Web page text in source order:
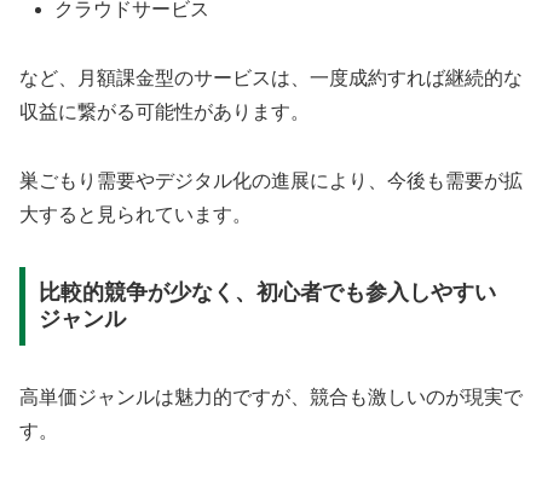
クラウドサービス
など、月額課金型のサービスは、一度成約すれば継続的な
収益に繋がる可能性があります。
巣ごもり需要やデジタル化の進展により、今後も需要が拡
大すると見られています。
比較的競争が少なく、初心者でも参入しやすい
ジャンル
高単価ジャンルは魅力的ですが、競合も激しいのが現実で
す。